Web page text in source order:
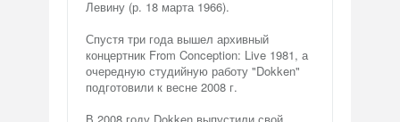
Левину (р. 18 марта 1966).
Спустя три года вышел архивный
концертник From Conception: Live 1981, а
очередную студийную работу "Dokken"
подготовили к весне 2008 г.